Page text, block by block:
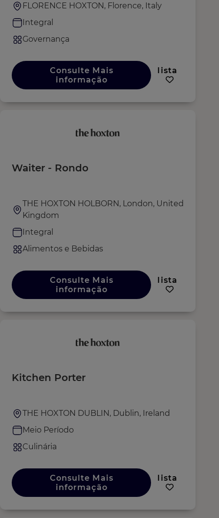
FLORENCE HOXTON, Florence, Italy
Integral
Governança
Consulte Mais
informação
lista
Waiter - Rondo
THE HOXTON HOLBORN, London, United
Kingdom
Integral
Alimentos e Bebidas
Consulte Mais
informação
lista
Kitchen Porter
THE HOXTON DUBLIN, Dublin, Ireland
Meio Período
Culinária
Consulte Mais
informação
lista